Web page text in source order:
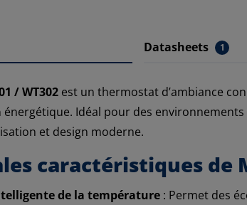
Datasheets 1
/ WT302 est un thermostat d’ambiance
Idéal pour des
et design moderne.
caractéristiques de
de la température : Permet des